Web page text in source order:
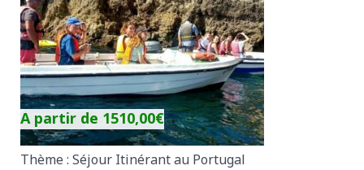
A partir de 1510,00€
Thème : Séjour Itinérant au Portugal